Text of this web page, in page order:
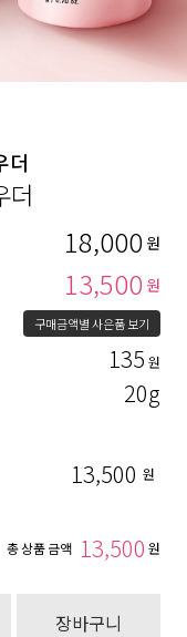
더
더
18,000 원
13,500 원
구매금액별 사은품 보기
135 원
20g
13,500 원
총 상품 금액 13,500 원
장바구니